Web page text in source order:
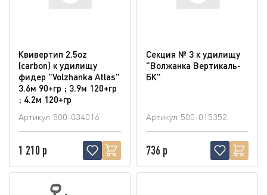
Квивертип 2.5oz
(carbon) к удилищу
фидер "Volzhanka Atlas"
3.6м 90+гр ; 3.9м 120+гр
; 4.2м 120+гр
Артикул 500-034016
1 210 р
Секция № 3 к удилищу
"Волжанка Вертикаль-
БК"
Артикул 500-015352
736 р